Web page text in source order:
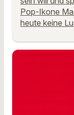
Pop-Ikone
heute keine